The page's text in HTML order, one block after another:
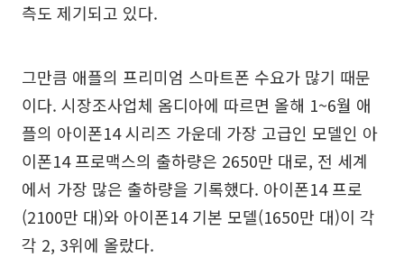
측도 제기되고 있다.
그만큼 애플의 프리미엄 스마트폰 수요가 많기 때문
이다. 시장조사업체 옴디아에 따르면 올해 1~6월 애
플의 아이폰14 시리즈 가운데 가장 고급인 모델인 아
이폰14 프로맥스의 출하량은 2650만 대로, 전 세계
에서 가장 많은 출하량을 기록했다. 아이폰14 프로
(2100만 대)와 아이폰14 기본 모델(1650만 대)이 각
각 2, 3위에 올랐다.